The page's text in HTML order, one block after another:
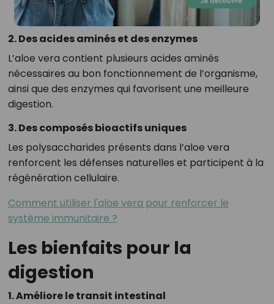
2. Des acides aminés et des enzymes
L’aloe vera contient plusieurs acides aminés
nécessaires au bon fonctionnement de l’organisme,
ainsi que des enzymes qui favorisent une meilleure
digestion.
3. Des composés bioactifs uniques
Les polysaccharides présents dans l’aloe vera
renforcent les défenses naturelles et participent à la
régénération cellulaire.
Comment utiliser l'aloe vera pour renforcer le
système immunitaire ?
Les bienfaits pour la
digestion
1. Améliore le transit intestinal